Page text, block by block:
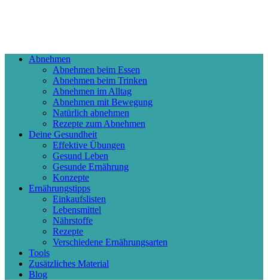
Abnehmen
Abnehmen beim Essen
Abnehmen beim Trinken
Abnehmen im Alltag
Abnehmen mit Bewegung
Natürlich abnehmen
Rezepte zum Abnehmen
Deine Gesundheit
Effektive Übungen
Gesund Leben
Gesunde Ernährung
Konzepte
Ernährungstipps
Einkaufslisten
Lebensmittel
Nährstoffe
Rezepte
Verschiedene Ernährungsarten
Tools
Zusätzliches Material
Blog